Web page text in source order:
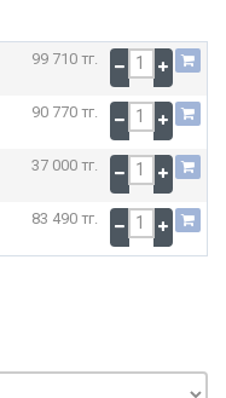
99 710 тг.
90 770 тг.
37 000 тг.
83 490 тг.